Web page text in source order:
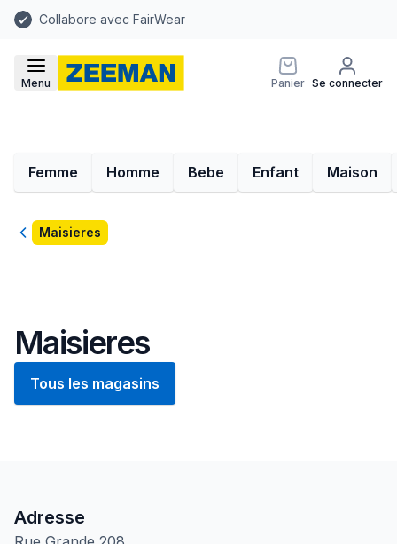
Collabore avec FairWear
Menu Panier Se connecter
Femme Homme Bebe Enfant Maison
RetourMaisieres
Maisieres
Tous les magasins
Adresse